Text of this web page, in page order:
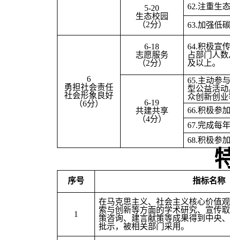
5-20
生态校园
（2分）
62.注重生
63.加强低
6
勇担社会责任
社会形象良好
（6分）
6-18
志愿服务
（2分）
64.积极宣
占部门人
及以上。
6-19
共建共享
（4分）
65.主动参
型公益活
众创新创
66.积极参
67.完成每
68.积极参
序号 指标名称
1
在马克思主义、社会主义核心价值
索与创新等方面的学术研究、宣传
策咨询、建言献策等成果得到中央
批示，被相关部门采用。